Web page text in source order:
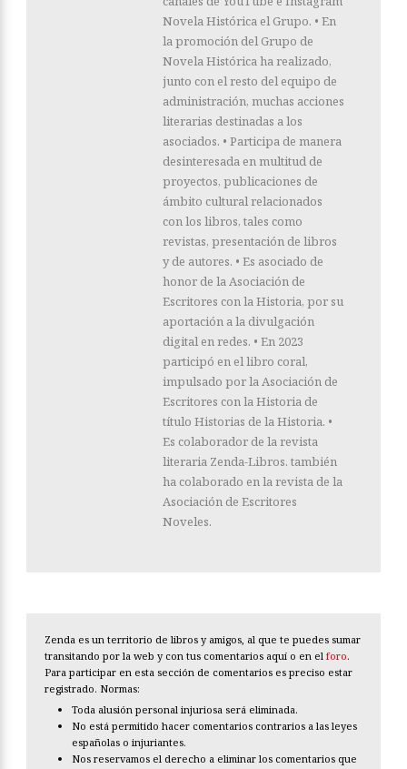
Novela Histórica el Grupo. • En
la promoción del Grupo de
Novela Histórica ha realizado,
junto con el resto del equipo de
administración, muchas acciones
literarias destinadas a los
asociados. • Participa de manera
desinteresada en multitud de
proyectos, publicaciones de
ámbito cultural relacionados
con los libros, tales como
revistas, presentación de libros
y de autores. • Es asociado de
honor de la Asociación de
Escritores con la Historia, por su
aportación a la divulgación
digital en redes. • En 2023
participó en el libro coral,
impulsado por la Asociación de
Escritores con la Historia de
título Historias de la Historia. •
Es colaborador de la revista
literaria Zenda-Libros. también
ha colaborado en la revista de la
Asociación de Escritores
Noveles.
Zenda es un territorio de libros y amigos, al que te puedes sumar
transitando por la web y con tus comentarios aquí o en el foro.
Para participar en esta sección de comentarios es preciso estar
registrado. Normas:
Toda alusión personal injuriosa será eliminada.
No está permitido hacer comentarios contrarios a las leyes
españolas o injuriantes.
Nos reservamos el derecho a eliminar los comentarios que